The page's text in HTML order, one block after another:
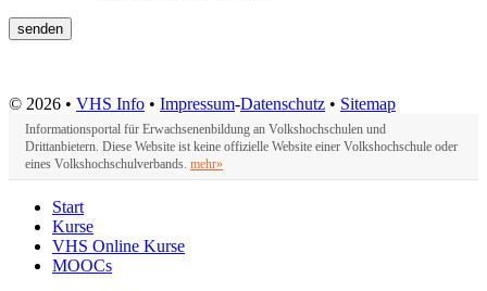
© 2026 • VHS Info • Impressum-Datenschutz • Sitemap
Informationsportal für Erwachsenenbildung an Volkshochschulen und
Drittanbietern. Diese Website ist keine offizielle Website einer Volkshochschule oder
eines Volkshochschulverbands. mehr»
Start
Kurse
VHS Online Kurse
MOOCs